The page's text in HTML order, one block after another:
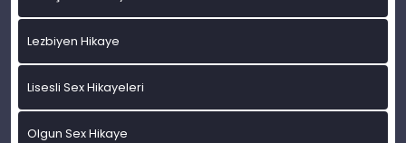
Lezbiyen Hikaye
Lisesli Sex Hikayeleri
Olgun Sex Hikaye